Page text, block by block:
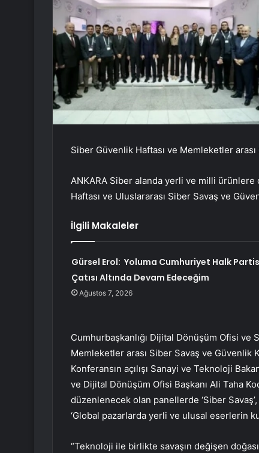
Siber Güvenlik Haftası ve Memleketler
ANKARA Siber alanda yerli ve milli
Haftası ve Uluslararası Siber Savaş ve
İlgili Makaleler
Gürsel Erol: Yoluma Cumhuriyet Halk
Çatısı Altında Devam Edeceğim
Ağustos 7, 2026
Cumhurbaşkanlığı Dijital Dönüşüm Ofisi ve
Memleketler arası Siber Savaş ve Güvenlik
Konferansın açılışı Sanayi ve Teknoloji
ve Dijital Dönüşüm Ofisi Başkanı Ali Taha
düzenlenecek olan panellerde ‘Siber
‘Global pazarlarda yerli ve ulusal eserlerin
“Teknoloji ile birlikte savaşın değişen